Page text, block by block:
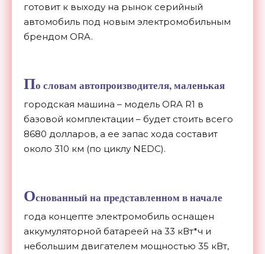
готовит к выходу на рынок серийный
автомобиль под новым электромобильным
брендом ORA.
По словам автопроизводителя, маленькая
городская машина – модель ORA R1 в
базовой комплектации – будет стоить всего
8680 долларов, а ее запас хода составит
около 310 км (по циклу NEDC).
Основанный на представленном в начале
года концепте электромобиль оснащен
аккумуляторной батареей на 33 кВт*ч и
небольшим двигателем мощностью 35 кВт,